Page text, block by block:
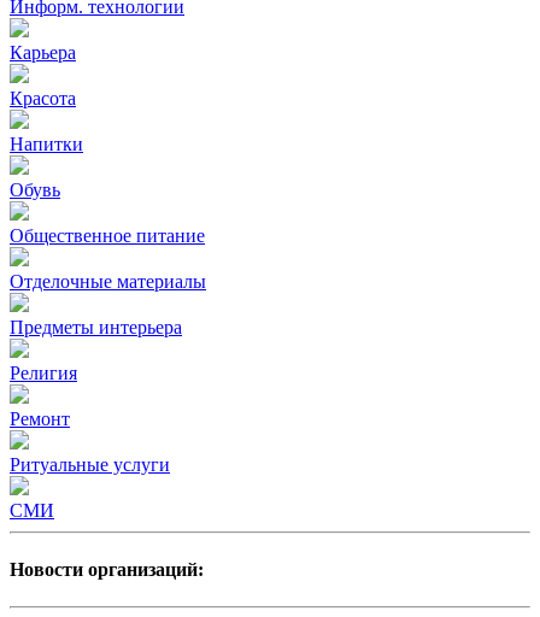
Информ. технологии
Карьера
Красота
Напитки
Обувь
Общественное питание
Отделочные материалы
Предметы интерьера
Религия
Ремонт
Ритуальные услуги
СМИ
Новости организаций: